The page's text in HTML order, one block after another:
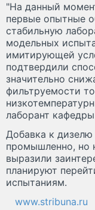
"На данный
первые опытные
стабильную
модельных
имитирующей
подтвердили
значительно
фильтруемости
лаборант
Добавка к дизелю
промышленно, но
выразили
планируют
испытаниям.
www.stribuna.ru